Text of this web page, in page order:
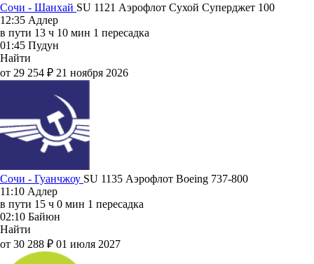
Сочи - Шанхай SU 1121 Аэрофлот Сухой Суперджет 100
12:35 Адлер
в пути 13 ч 10 мин 1 пересадка
01:45 Пудун
Найти
от 29 254 ₽ 21 ноября 2026
Сочи - Гуанчжоу SU 1135 Аэрофлот Boeing 737-800
11:10 Адлер
в пути 15 ч 0 мин 1 пересадка
02:10 Байюн
Найти
от 30 288 ₽ 01 июля 2027